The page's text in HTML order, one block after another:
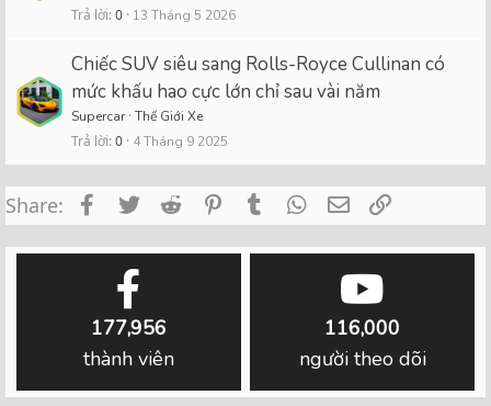
Trả lời 0 13 Tháng 5 2026
Chiếc SUV siêu sang Rolls-Royce Cullinan có
mức khấu hao cực lớn chỉ sau vài năm
Supercar Thế Giới Xe
Trả lời 0 4 Tháng 9 2025
Share: FacebookTwitterReddit PinterestTumblrWhatsApp
Email
177,956
thành viên
116,000
người theo dõi